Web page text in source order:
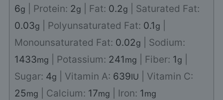
6g Protein: 2g Fat: 0.2g
Saturated Fat:
0.03g Polyunsaturated Fat: 0.1g
Monounsaturated Fat: 0.02g
Sodium:
1433mg Potassium: 241mg Fiber: 1g
Sugar: 4g Vitamin A: 639IU
Vitamin C:
25mg Calcium: 17mg Iron: 1mg